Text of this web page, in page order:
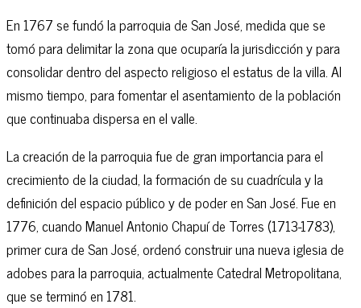
En 1767 se fundó la parroquia de San José, medida que se
tomó para delimitar la zona que ocuparía la jurisdicción y para
consolidar dentro del aspecto religioso el estatus de la villa. Al
mismo tiempo, para fomentar el asentamiento de la población
que continuaba dispersa en el valle.
La creación de la parroquia fue de gran importancia para el
crecimiento de la ciudad, la formación de su cuadrícula y la
definición del espacio público y de poder en San José. Fue en
1776, cuando Manuel Antonio Chapuí de Torres (1713-1783),
primer cura de San José, ordenó construir una nueva iglesia de
adobes para la parroquia, actualmente Catedral Metropolitana,
que se terminó en 1781.